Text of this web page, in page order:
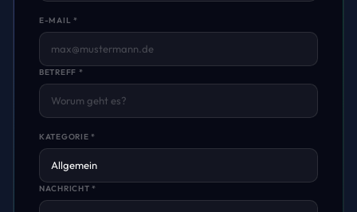
E-MAIL *
BETREFF *
KATEGORIE *
NACHRICHT *